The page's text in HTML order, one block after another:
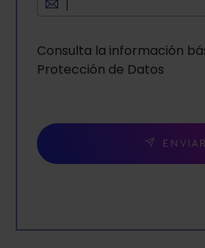
Consulta la información
Protección de Datos
ENVIAR